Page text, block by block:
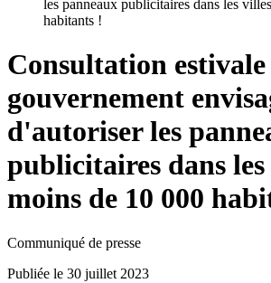
les panneaux publicitaires dans les
habitants !
Consultation
gouvernement
d'autoriser les
publicitaires dans
moins de 10 000
Communiqué de presse
Publiée le 30 juillet 2023